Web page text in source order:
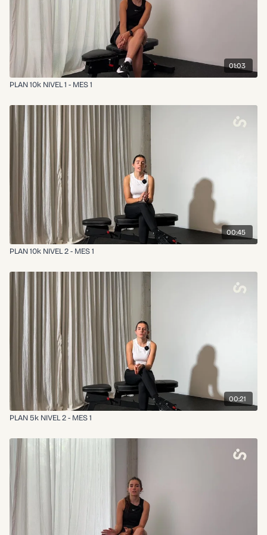
Miércoles: PASADAS* (día 1 de running)
Viernes: TROTE CONTINUO (día 2 de running)
Sábado: CUERPO COMPLETO o PILATES o BARRE
Domingo: DESCANSO o YOGA
*Lo ideal es que tus entrenamientos de pasadas sean 2 días
📆Te recomendamos agendar en tu calendario este video los días
que hagas las sesiones.
Compartinos tu progreso semanal en comentarios👇🏼🐂🎀
01:03
PLAN 10k NIVEL 1 - MES 1
00:45
PLAN 10k NIVEL 2 - MES 1
00:21
PLAN 5k NIVEL 2 - MES 1